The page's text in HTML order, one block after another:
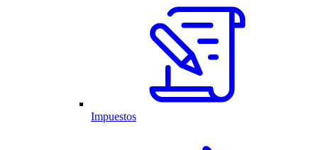
Impuestos